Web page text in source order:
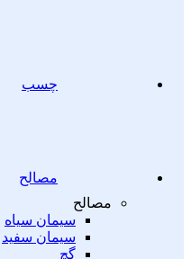
چسب
مصالح
مصالح
سیمان سیاه
سیمان سفید
گچ